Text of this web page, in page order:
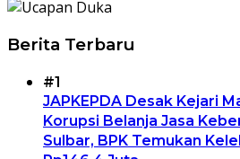
Berita Terbaru
#1
JAPKEPDA Desak Kejari
Korupsi Belanja Jasa
Sulbar, BPK Temukan